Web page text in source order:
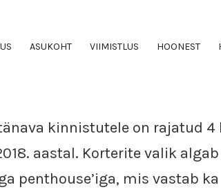
ASUKOHT VIIMISTLUS HOONEST
ÜLEVAADE
kinnistutele on rajatud
aastal. Korterite valik
penthouse’iga, mis vastab